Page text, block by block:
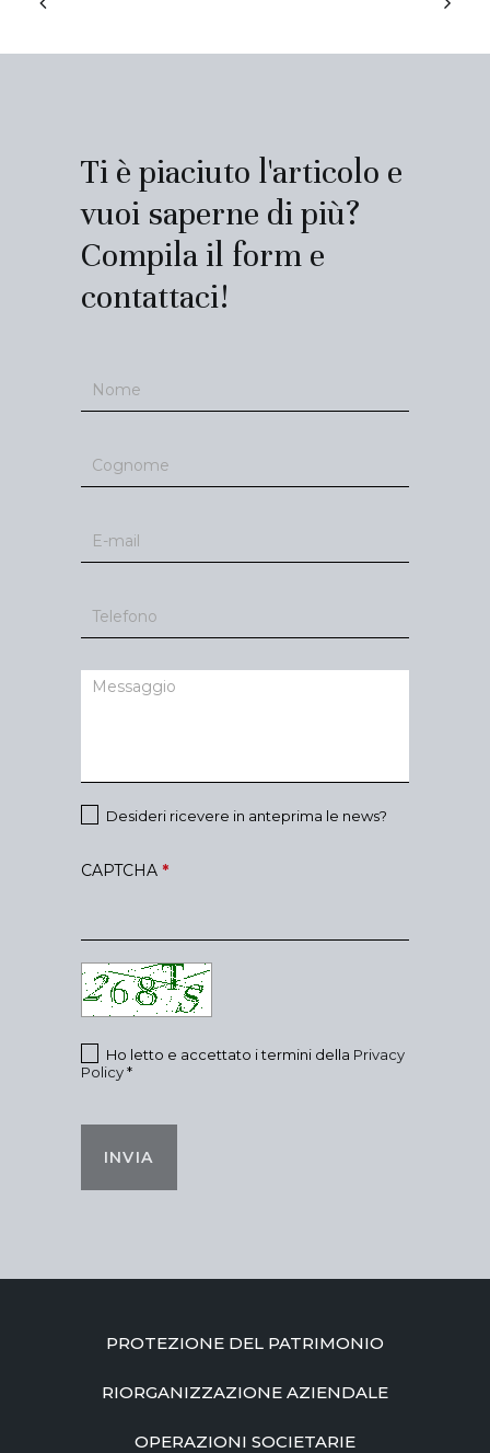
Ti è piaciuto l'articolo e
vuoi saperne di più?
Compila il form e
contattaci!
Desideri ricevere in anteprima le news?
CAPTCHA *
Ho letto e accettato i termini della Privacy
Policy*
INVIA
PROTEZIONE DEL PATRIMONIO
RIORGANIZZAZIONE AZIENDALE
OPERAZIONI SOCIETARIE